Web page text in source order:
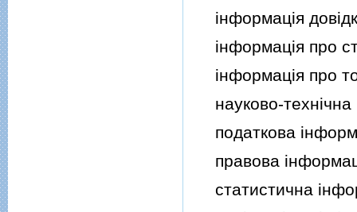
iнформацiя
iнформацiя про
iнформацiя про
науково-технiчна
податкова
правова
статистична